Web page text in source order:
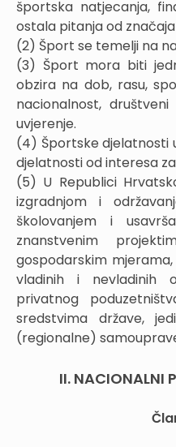
športska natjecanja,
ostala pitanja od
(2) Šport se temelji na
(3) Šport mora biti
obzira na dob, rasu,
nacionalnost,
uvjerenje.
(4) Športske djelatnosti
djelatnosti od interesa
(5) U Republici
izgradnjom i
školovanjem i
znanstvenim
gospodarskim
vladinih i nevladinih
privatnog
sredstvima države,
(regionalne)
II. NACIONALNI